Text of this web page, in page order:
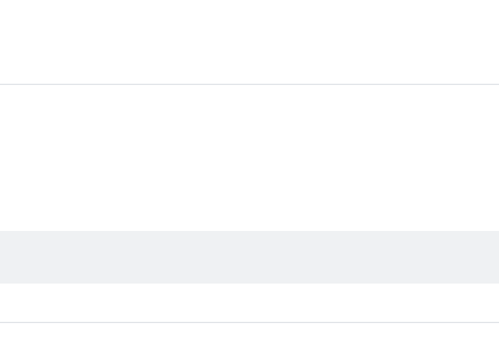
SD, microSD, jack audio 3.5 mm, USB-C PD